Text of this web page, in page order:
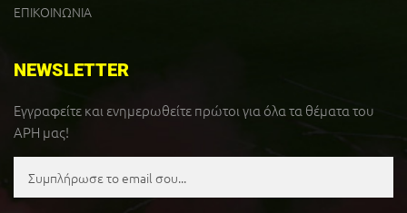
ΕΠΙΚΟΙΝΩΝΙΑ
NEWSLETTER
Εγγραφείτε και ενημερωθείτε πρώτοι για όλα τα θέματα του
ΑΡΗ μας!